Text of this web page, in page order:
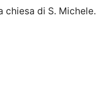
chiesa di S. Michele.